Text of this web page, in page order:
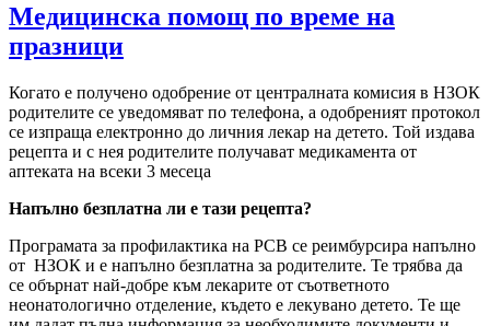
Медицинска помощ по време на
празници
Когато е получено одобрение от централната комисия в НЗОК
родителите се уведомяват по телефона, а одобреният протокол
се изпраща електронно до личния лекар на детето. Той издава
рецепта и с нея родителите получават медикамента от
аптеката на всеки 3 месеца
Напълно безплатна ли е тази рецепта?
Програмата за профилактика на РСВ се реимбурсира напълно
от НЗОК и е напълно безплатна за родителите. Те трябва да
се обърнат най-добре към лекарите от съответното
неонатологично отделение, където е лекувано детето. Те ще